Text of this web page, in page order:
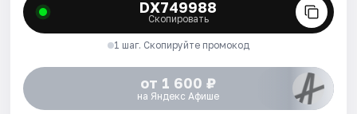
DX749988
Скопировать
1 шаг. Скопируйте промокод
от 1 600 ₽
на Яндекс Афише